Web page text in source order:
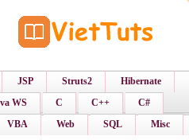
JSP Struts2
Hibernate
WS C C++
C#
VBA Web SQL Misc